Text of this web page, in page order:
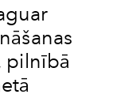
pilnībā